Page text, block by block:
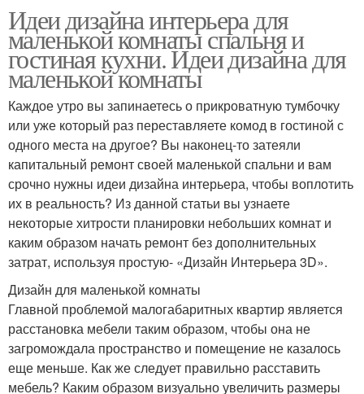
Идеи дизайна интерьера для
маленькой комнаты спальня и
гостиная кухни. Идеи дизайна для
маленькой комнаты
Каждое утро вы запинаетесь о прикроватную тумбочку
или уже который раз переставляете комод в гостиной с
одного места на другое? Вы наконец-то затеяли
капитальный ремонт своей маленькой спальни и вам
срочно нужны идеи дизайна интерьера, чтобы воплотить
их в реальность? Из данной статьи вы узнаете
некоторые хитрости планировки небольших комнат и
каким образом начать ремонт без дополнительных
затрат, используя простую- «Дизайн Интерьера 3D».
Дизайн для маленькой комнаты
Главной проблемой малогабаритных квартир является
расстановка мебели таким образом, чтобы она не
загромождала пространство и помещение не казалось
еще меньше. Как же следует правильно расставить
мебель? Каким образом визуально увеличить размеры